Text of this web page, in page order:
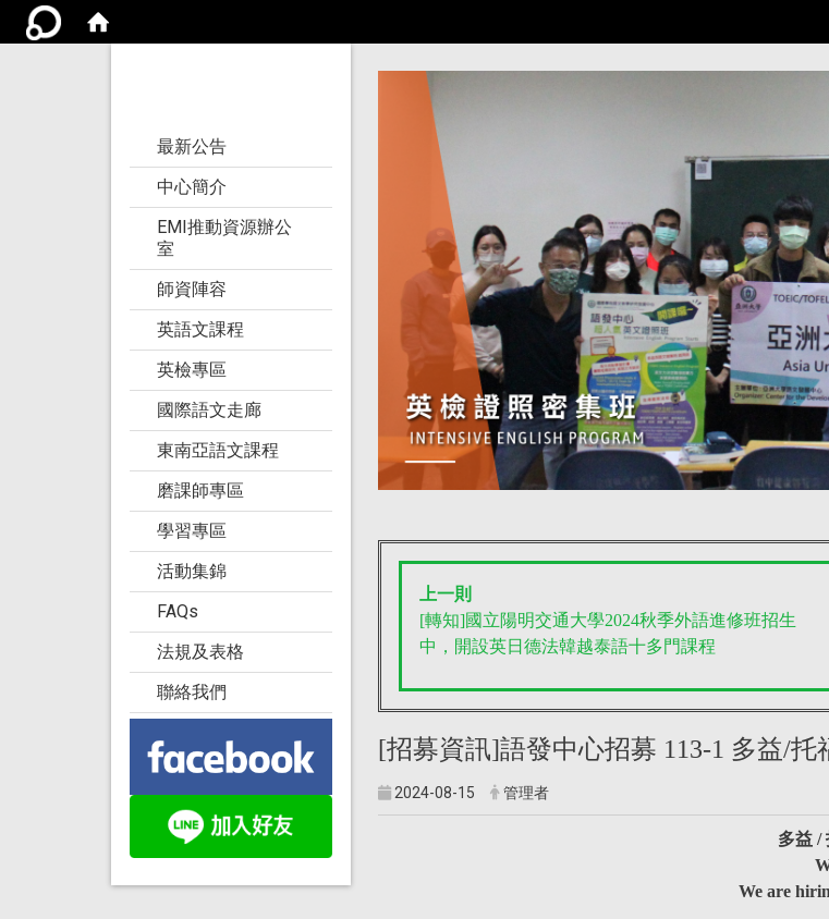
最新公告
中心簡介
EMI推動資源辦公
室
師資陣容
英語文課程
英檢專區
國際語文走廊
東南亞語文課程
磨課師專區
學習專區
活動集錦
FAQs
法規及表格
聯絡我們
上一則
[轉知]國立陽明交通大學2024秋季外語進修班招生
中，開設英日德法韓越泰語十多門課程
[招募資訊]語發中心招募 113-1 多益/托
2024-08-15 管理者
多益 /
We are